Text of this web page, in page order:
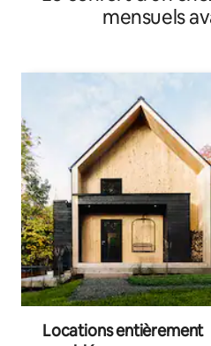
mensuels
Locations entièrement